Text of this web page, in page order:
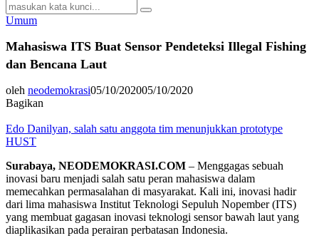
Search
for:
Search
Umum
Mahasiswa ITS Buat Sensor Pendeteksi Illegal Fishing
dan Bencana Laut
oleh neodemokrasi05/10/202005/10/2020
Bagikan
Edo Danilyan, salah satu anggota tim menunjukkan prototype
HUST
Surabaya, NEODEMOKRASI.COM – Menggagas sebuah
inovasi baru menjadi salah satu peran mahasiswa dalam
memecahkan permasalahan di masyarakat. Kali ini, inovasi hadir
dari lima mahasiswa Institut Teknologi Sepuluh Nopember (ITS)
yang membuat gagasan inovasi teknologi sensor bawah laut yang
diaplikasikan pada perairan perbatasan Indonesia.